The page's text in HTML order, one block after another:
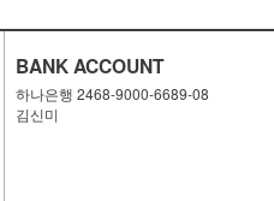
BANK ACCOUNT
하나은행 2468-9000-6689-08
김신미